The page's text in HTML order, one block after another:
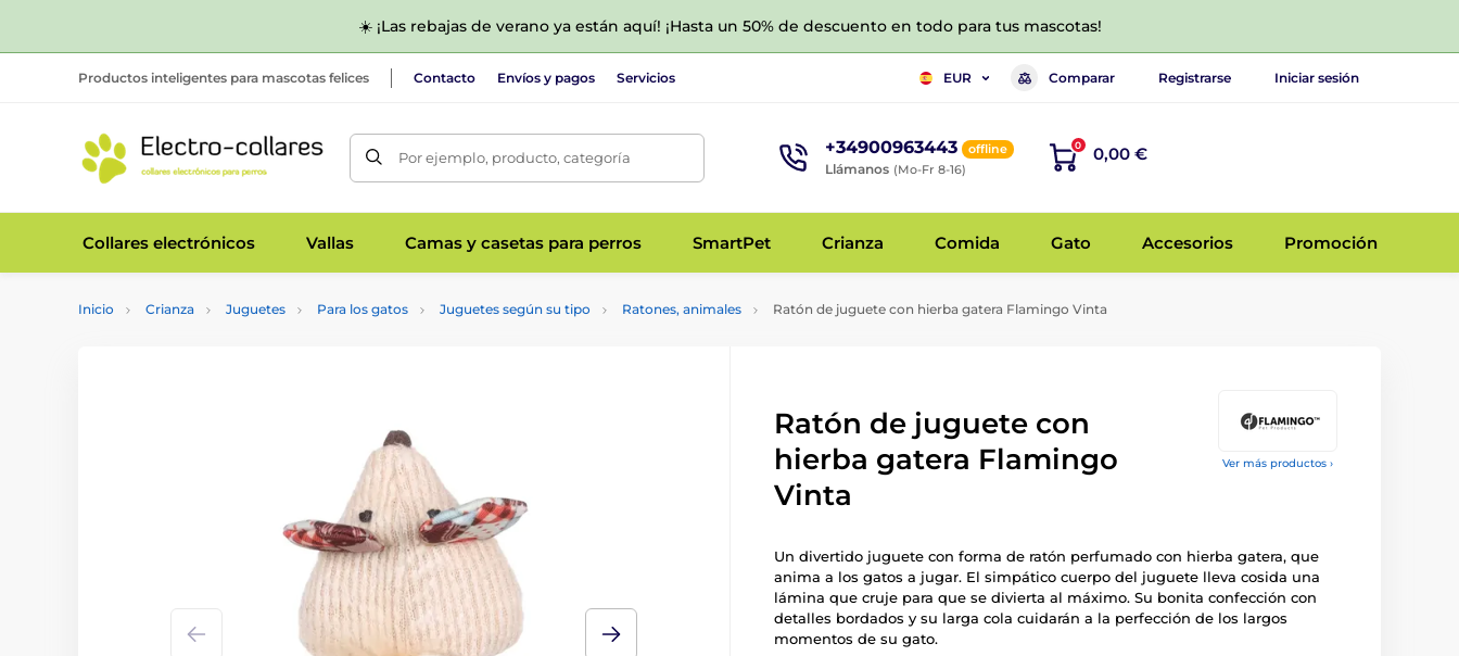
☀️ ¡Las rebajas de verano ya están aquí! ¡Hasta un 50% de descuento en todo para tus mascotas!
Productos inteligentes para mascotas felices Contacto Envíos y pagos Servicios EUR Comparar Registrarse Iniciar sesión
Por ejemplo, producto, categoría +34900963443 offline
Llámanos (Mo-Fr 8-16)
0 0,00 €
Collares electrónicos Vallas Camas y casetas para perros SmartPet Crianza Comida Gato Accesorios Promoción
Inicio Crianza Juguetes Para los gatos Juguetes según su tipo Ratones, animales Ratón de juguete con hierba gatera Flamingo Vinta
Ver más productos ›
Ratón de juguete con
hierba gatera Flamingo
Vinta
Un divertido juguete con forma de ratón perfumado con hierba gatera, que
anima a los gatos a jugar. El simpático cuerpo del juguete lleva cosida una
lámina que cruje para que se divierta al máximo. Su bonita confección con
detalles bordados y su larga cola cuidarán a la perfección de los largos
momentos de su gato.